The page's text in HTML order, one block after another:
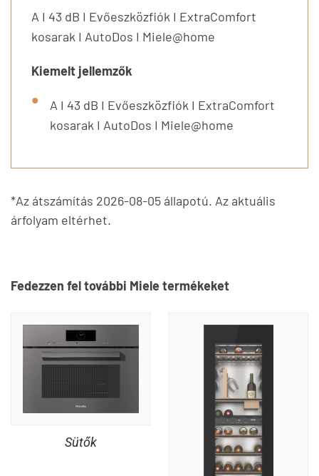
A I 43 dB I Evőeszközfiók I ExtraComfort
kosarak I AutoDos I Miele@home
Kiemelt jellemzők
A I 43 dB I Evőeszközfiók I ExtraComfort
kosarak I AutoDos I Miele@home
*Az átszámítás 2026-08-05 állapotú. Az aktuális
árfolyam eltérhet.
Fedezzen fel további Miele termékeket
Sütők